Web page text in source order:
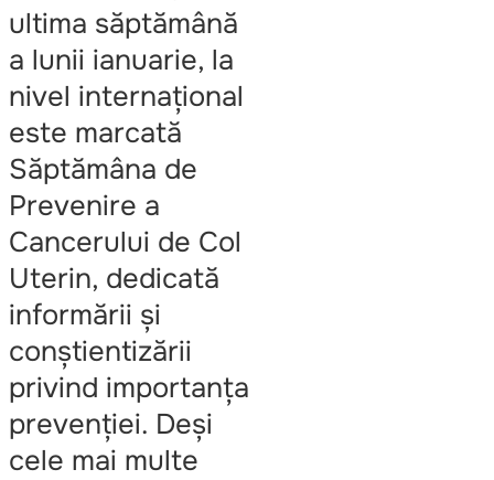
ultima săptămână
a lunii ianuarie, la
nivel internațional
este marcată
Săptămâna de
Prevenire a
Cancerului de Col
Uterin, dedicată
informării și
conștientizării
privind importanța
prevenției. Deși
cele mai multe